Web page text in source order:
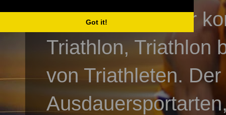
Got it!
Kai Baumgartner
Triathlon, Triathlon
von Triathleten.